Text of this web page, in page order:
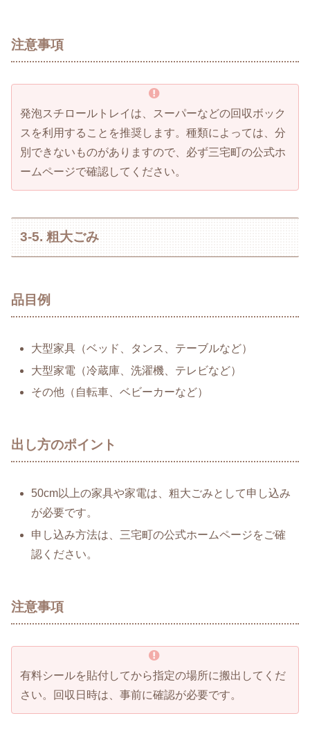
注意事項
発泡スチロールトレイは、スーパーなどの回収ボック
スを利用することを推奨します。種類によっては、分
別できないものがありますので、必ず三宅町の公式ホ
ームページで確認してください。
3-5. 粗大ごみ
品目例
大型家具（ベッド、タンス、テーブルなど）
大型家電（冷蔵庫、洗濯機、テレビなど）
その他（自転車、ベビーカーなど）
出し方のポイント
50cm以上の家具や家電は、粗大ごみとして申し込み
が必要です。
申し込み方法は、三宅町の公式ホームページをご確
認ください。
注意事項
有料シールを貼付してから指定の場所に搬出してくだ
さい。回収日時は、事前に確認が必要です。